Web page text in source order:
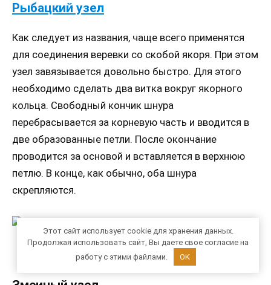
Рыбацкий узел
Как следует из названия, чаще всего применятся
для соединения веревки со скобой якоря. При этом
узел завязывается довольно быстро. Для этого
необходимо сделать два витка вокруг якорного
кольца. Свободный кончик шнура
перебрасывается за корневую часть и вводится в
две образованные петли. После окончание
проводится за основой и вставляется в верхнюю
петлю. В конце, как обычно, оба шнура
скрепляются.
Техника вязки рыбацкого узла
Этот сайт использует cookie для хранения данных.
Продолжая использовать сайт, Вы даете свое согласие на
работу с этими файлами.
OK